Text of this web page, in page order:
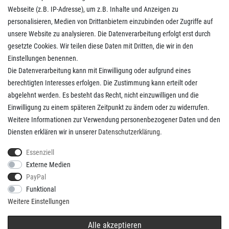
Daten­schutz­erklärung
Widerrufs­recht
Kaufvertrag widerrufen
Kunden Service
Anmelden
Registrieren
Kontakt
* Alle Preise verstehen sich inkl. gesetzl. MwSt. undVersandkosten/
Webseite (z.B. IP-Adresse), um z.B. Inhalte und Anzeigen zu
personalisieren, Medien von Drittanbietern einzubinden oder Zugriffe auf
unsere Website zu analysieren. Die Datenverarbeitung erfolgt erst durch
gesetzte Cookies. Wir teilen diese Daten mit Dritten, die wir in den
Einstellungen benennen.
Die Datenverarbeitung kann mit Einwilligung oder aufgrund eines
berechtigten Interesses erfolgen. Die Zustimmung kann erteilt oder
abgelehnt werden. Es besteht das Recht, nicht einzuwilligen und die
Einwilligung zu einem späteren Zeitpunkt zu ändern oder zu widerrufen.
Weitere Informationen zur Verwendung personenbezogener Daten und den
Diensten erklären wir in unserer Daten­schutz­erklärung.
Essenziell
Externe Medien
PayPal
Funktional
Weitere Einstellungen
Alle akzeptieren